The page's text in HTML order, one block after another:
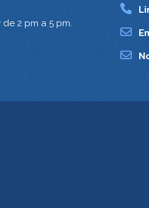
2 pm a 5 pm.